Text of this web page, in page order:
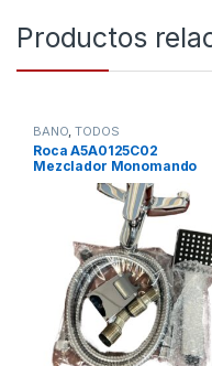
Productos
BAÑO ,TODOS
Roca A5A0125C02
Mezclador Monomando
Baño-Ducha, Coleccion
Victoria, Cromado